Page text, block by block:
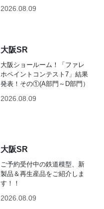
2026.08.09
大阪SR
大阪ショールーム！「ファレ
ホペイントコンテスト7」結果
発表！その①(A部門～D部門）
2026.08.09
大阪SR
ご予約受付中の鉄道模型、新
製品＆再生産品をご紹介しま
す！！
2026.08.09